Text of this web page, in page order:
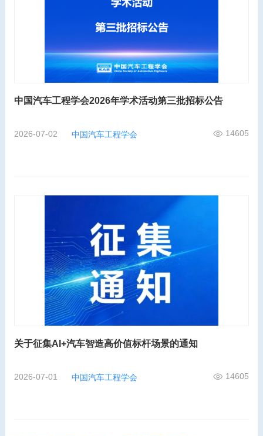
中国汽车工程学会2026年学术活动第三批招标公告
2026-07-02 中国汽车工程学会 14605
关于征集AI+汽车智造高价值标杆场景的通知
2026-07-01 中国汽车工程学会 14605